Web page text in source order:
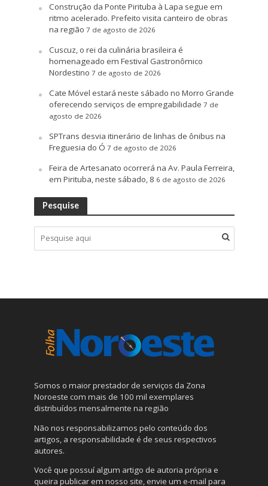
Construção da Ponte Pirituba à Lapa segue em
ritmo acelerado. Prefeito visita canteiro de obras
na região 7 de agosto de 2026
Cuscuz, o rei da culinária brasileira é
homenageado em Festival Gastronômico
Nordestino 7 de agosto de 2026
Cate Móvel estará neste sábado no Morro Grande
oferecendo serviços de empregabilidade 7 de
agosto de 2026
SPTrans desvia itinerário de linhas de ônibus na
Freguesia do Ó 7 de agosto de 2026
Feira de Artesanato ocorrerá na Av. Paula Ferreira,
em Pirituba, neste sábado, 8 6 de agosto de 2026
Pesquise
Somos o maior prestador de serviços da Zona
Noroeste com mais de 100 mil exemplares
distribuídos mensalmente na região
Não nos responsabilizamos pelo conteúdo dos
artigos, a responsabilidade é de seus respectivos
autores.
Você que possuí algum artigo de autoria própria e
queira publicar em nosso site, envie um e-mail para